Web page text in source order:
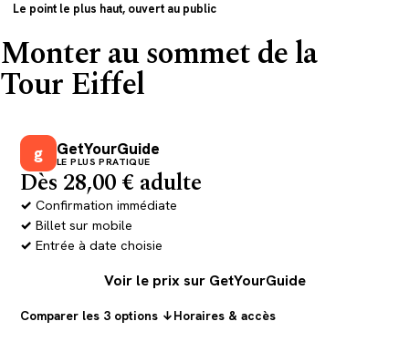
Le point le plus haut, ouvert au public
Monter au sommet de la
Tour Eiffel
g GetYourGuide
LE PLUS PRATIQUE
Dès 28,00 € adulte
Confirmation immédiate
Billet sur mobile
Entrée à date choisie
Voir le prix sur GetYourGuide
Comparer les 3 options ↓Horaires & accès